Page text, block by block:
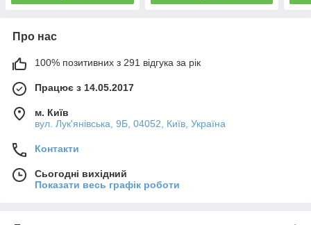
Про нас
100% позитивних з 291 відгука за рік
Працює з 14.05.2017
м. Київ
вул. Лук'янівська, 9Б, 04052, Київ, Україна
Контакти
Сьогодні вихідний
Показати весь графік роботи